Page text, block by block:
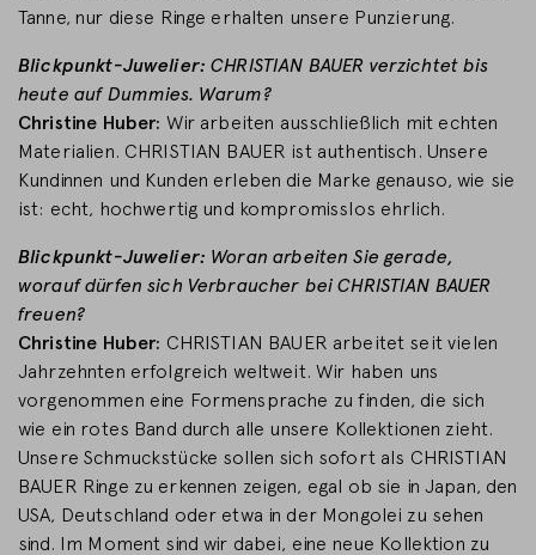
Tanne, nur diese Ringe erhalten unsere Punzierung.
Blickpunkt-Juwelier: CHRISTIAN BAUER verzichtet bis
heute auf Dummies. Warum?
Christine Huber: Wir arbeiten ausschließlich mit echten
Materialien. CHRISTIAN BAUER ist authentisch. Unsere
Kundinnen und Kunden erleben die Marke genauso, wie sie
ist: echt, hochwertig und kompromisslos ehrlich.
Blickpunkt-Juwelier: Woran arbeiten Sie gerade,
worauf dürfen sich Verbraucher bei CHRISTIAN BAUER
freuen?
Christine Huber: CHRISTIAN BAUER arbeitet seit vielen
Jahrzehnten erfolgreich weltweit. Wir haben uns
vorgenommen eine Formensprache zu finden, die sich
wie ein rotes Band durch alle unsere Kollektionen zieht.
Unsere Schmuckstücke sollen sich sofort als CHRISTIAN
BAUER Ringe zu erkennen zeigen, egal ob sie in Japan, den
USA, Deutschland oder etwa in der Mongolei zu sehen
sind. Im Moment sind wir dabei, eine neue Kollektion zu